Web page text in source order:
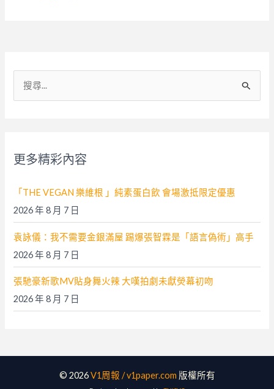
:
更多精彩內容
「THE VEGAN 樂維根 」純素蛋白飲 會場激抵限定優惠
2026 年 8 月 7 日
袁詠儀：我不需要金銀滿屋 踢爆張智霖是「語言偽術」高手
2026 年 8 月 7 日
張馳豪新歌MV貼身舞火辣 大嘆拍劇未獻熒幕初吻
2026 年 8 月 7 日
© 2026V1周報 / v1paper.com 版權所有